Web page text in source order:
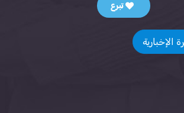
تبرع
الإخبارية